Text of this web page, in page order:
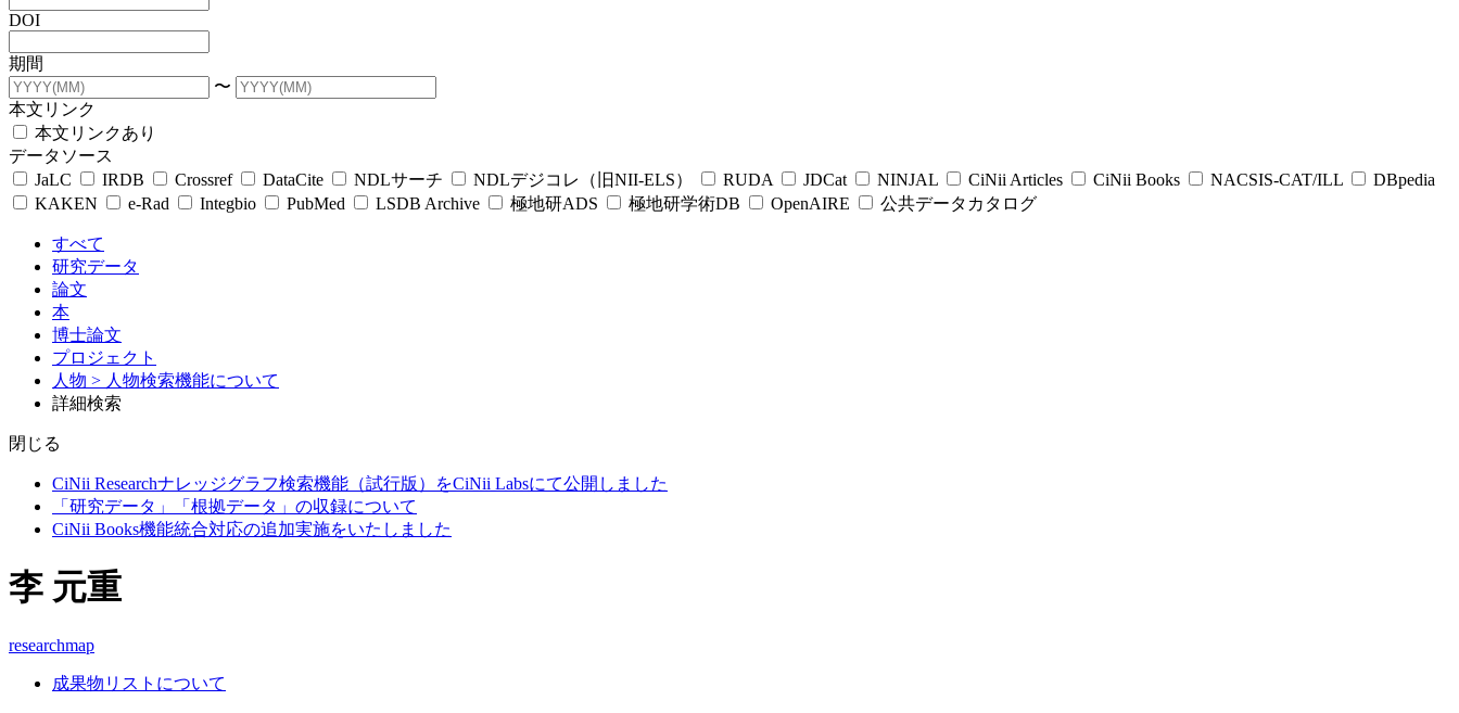
DOI
期間
〜
本文リンク
本文リンクあり
データソース
JaLC
IRDB Crossref DataCite NDLサーチ NDLデジコレ（旧NII-ELS） RUDA JDCat NINJAL CiNii Articles CiNii Books NACSIS-CAT/ILL
DBpedia
KAKEN
e-Rad Integbio PubMed LSDB Archive 極地研ADS 極地研学術DB OpenAIRE 公共データカタログ
すべて
研究データ
論文
本
博士論文
プロジェクト
人物 > 人物検索機能について
詳細検索
閉じる
CiNii Researchナレッジグラフ検索機能（試行版）をCiNii Labsにて公開しました
「研究データ」「根拠データ」の収録について
CiNii Books機能統合対応の追加実施をいたしました
李 元重
researchmap
成果物リストについて